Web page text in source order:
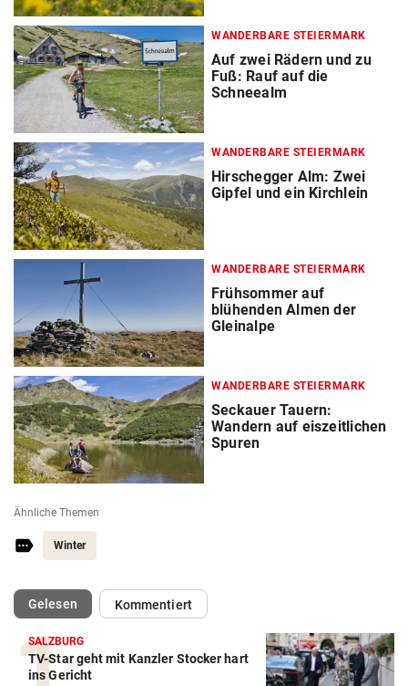
WANDERBARE STEIERMARK
Auf zwei Rädern und zu
Fuß: Rauf auf die
Schneealm
WANDERBARE STEIERMARK
Hirschegger Alm: Zwei
Gipfel und ein Kirchlein
WANDERBARE STEIERMARK
Frühsommer auf
blühenden Almen der
Gleinalpe
WANDERBARE STEIERMARK
Seckauer Tauern:
Wandern auf eiszeitlichen
Spuren
Ähnliche Themen
Winter
Gelesen(ausgewählt)Kommentiert
SALZBURG
TV-Star geht mit Kanzler Stocker hart
ins Gericht